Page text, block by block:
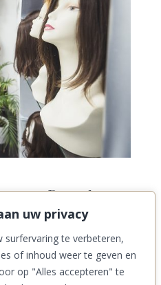
uw privacy
surfervaring te verbeteren,
of inhoud weer te geven en
op "Alles accepteren" te
Perücken
FOTOGALERIE